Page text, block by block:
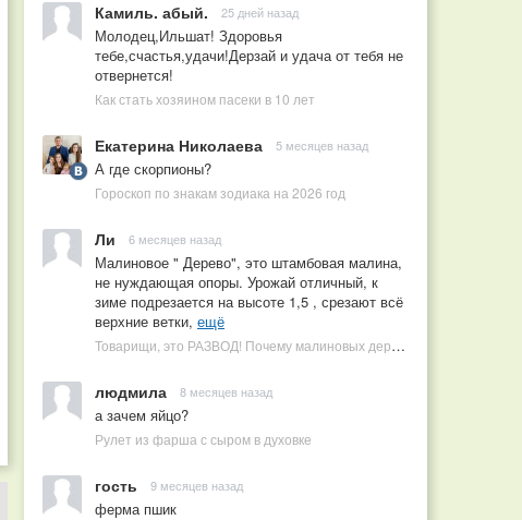
Камиль. абый. 25 дней назад
Молодец,Ильшат! Здоровья
тебе,счастья,удачи!Дерзай и удача от тебя не
отвернется!
Как стать хозяином пасеки в 10 лет
Екатерина Николаева 5 месяцев назад
А где скорпионы?
Гороскоп по знакам зодиака на 2026 год
Ли 6 месяцев назад
Малиновое " Дерево", это штамбовая малина,
не нуждающая опоры. Урожай отличный, к
зиме подрезается на высоте 1,5 , срезают всё
верхние ветки, ещё
Товарищи, это РАЗВОД! Почему малиновых деревьев не бывает, или Как ушлые продавцы наживаются на мечтах садоводов
людмила 8 месяцев назад
а зачем яйцо?
Рулет из фарша с сыром в духовке
гость 9 месяцев назад
ферма пшик